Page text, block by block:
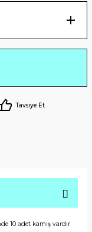
Tavsiye Et
10 adet kamış vardır